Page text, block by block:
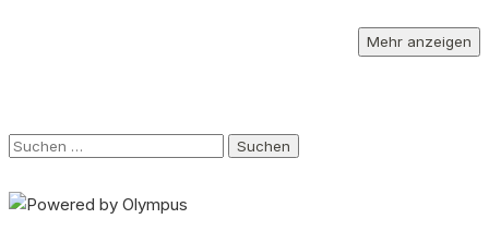
Mehr anzeigen
Suchen